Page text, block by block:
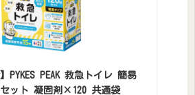
PYKES PEAK 救急トイレ 簡易
セット 凝固剤×120 共通袋